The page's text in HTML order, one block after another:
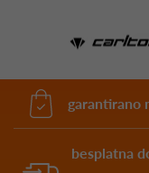
garantirano
besplatna